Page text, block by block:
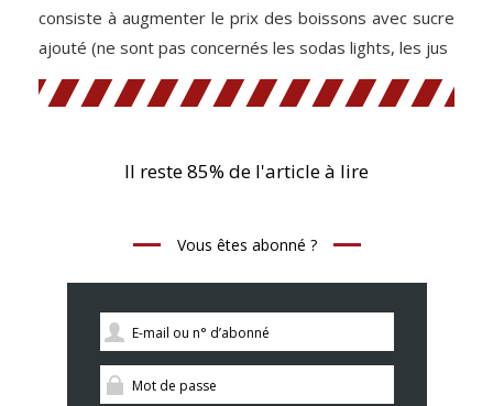
consiste à augmenter le prix des boissons avec sucre
ajouté (ne sont pas concernés les sodas lights, les jus
Il reste 85% de l'article à lire
Vous êtes abonné ?